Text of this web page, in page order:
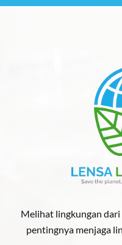
Melihat lingkungan dari
pentingnya menjaga